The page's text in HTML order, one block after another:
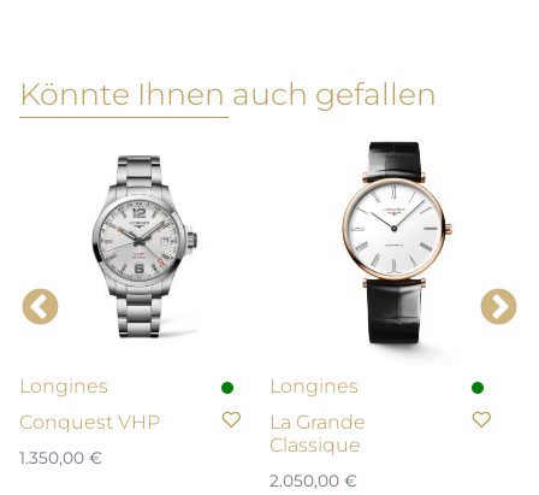
Könnte Ihnen auch gefallen
Longines
Conquest VHP
1.350,00 €
Longines
La Grande
Classique
2.050,00 €